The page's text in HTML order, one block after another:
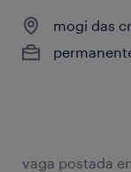
mogi das
vaga postada